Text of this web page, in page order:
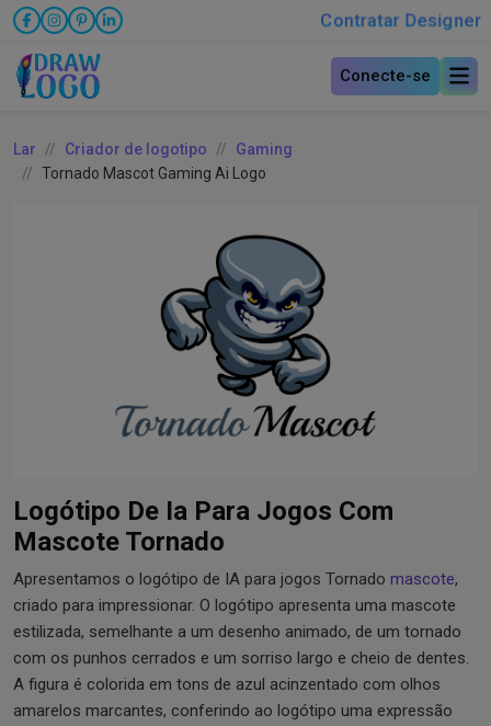
Contratar Designer
Conecte-se
Lar Criador de logotipo
Gaming
Tornado Mascot Gaming Ai Logo
Logótipo De Ia Para Jogos Com
Mascote Tornado
Apresentamos o logótipo de IA para jogos Tornado mascote,
criado para impressionar. O logótipo apresenta uma mascote
estilizada, semelhante a um desenho animado, de um tornado
com os punhos cerrados e um sorriso largo e cheio de dentes.
A figura é colorida em tons de azul acinzentado com olhos
amarelos marcantes, conferindo ao logótipo uma expressão